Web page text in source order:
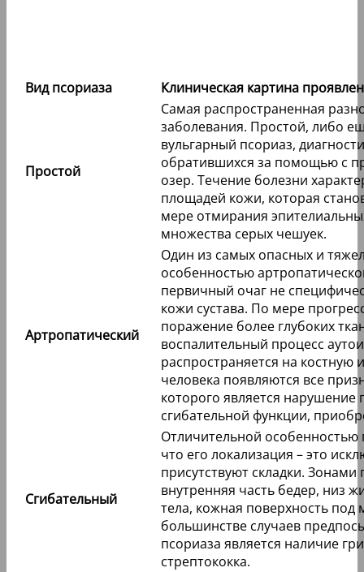
Вид псориаза Клиническая картина
Простой
Самая распространенная
заболевания. Простой, либо
вульгарный псориаз,
обратившихся за помощью с
озер. Течение болезни
площадей кожи, которая
мере отмирания
множества серых чешуек.
Артропатический
Один из самых опасных и
особенностью
первичный очаг не
кожи сустава. По мере
поражение более глубоких
воспалительный процесс
распространяется на костную
человека появляются все
которого является
сгибательной функции,
Сгибательный
Отличительной особенностью
что его локализация – это
присутствуют складки.
внутренняя часть бедер, низ
тела, кожная поверхность
большинстве случаев
псориаза является наличие
стрептококка.